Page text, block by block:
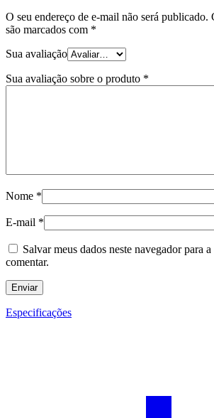
O seu endereço de e-mail não será publicado.
são marcados com *
Sua avaliação
Sua avaliação sobre o produto *
Nome *
E-mail *
Salvar meus dados neste navegador para
comentar.
Especificações